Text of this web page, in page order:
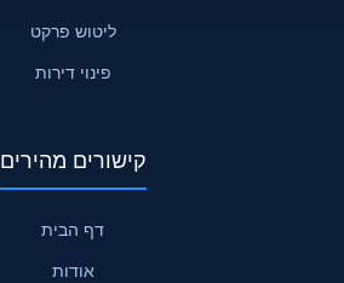
ליטוש פרקט
פינוי דירות
קישורים מהירים
דף הבית
אודות